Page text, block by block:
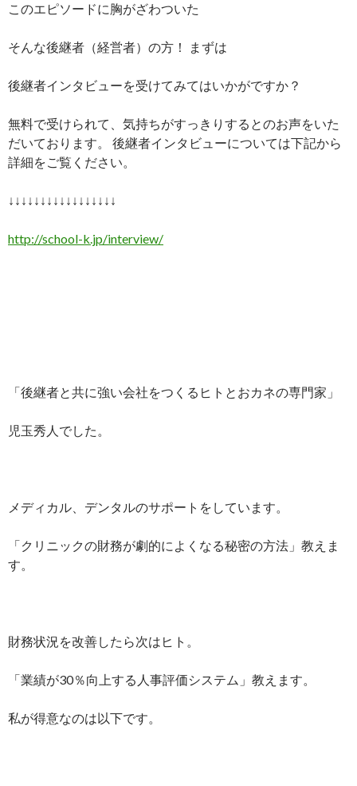
このエピソードに胸がざわついた
そんな後継者（経営者）の方！ まずは
後継者インタビューを受けてみてはいかがですか？
無料で受けられて、気持ちがすっきりするとのお声をいた
だいております。 後継者インタビューについては下記から
詳細をご覧ください。
↓↓↓↓↓↓↓↓↓↓↓↓↓↓↓↓↓
http://school-k.jp/interview/
「後継者と共に強い会社をつくるヒトとおカネの専門家」
児玉秀人でした。
メディカル、デンタルのサポートをしています。
「クリニックの財務が劇的によくなる秘密の方法」教えま
す。
財務状況を改善したら次はヒト。
「業績が30％向上する人事評価システム」教えます。
私が得意なのは以下です。